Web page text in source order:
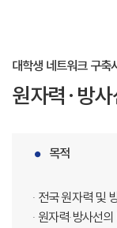
원자력 CEO
대학생 네트워크 구축
원자력·방
목적
· 전국 원자력 및
· 원자력·방사선